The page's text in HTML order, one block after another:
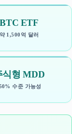
BTC ETF
약 1,500억 달러
식형 MDD
수준 가능성